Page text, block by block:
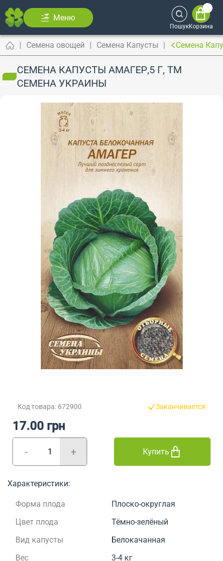
Меню
ПошукКорзина
Семена овощей Семена Капусты Семена
СЕМЕНА КАПУСТЫ АМАГЕР,5 Г, ТМ
СЕМЕНА УКРАИНЫ
Код товара: 672900 Заканчивается
- +
17.00 грн
Купить
Характеристики:
Форма плода
Плоско-округлая
Цвет плода
Тёмно-зелёный
Вид капусты
Белокачанная
Вес
3-4 кг